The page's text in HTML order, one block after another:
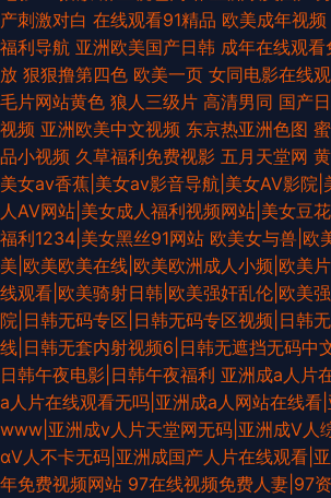
产刺激对白 在线观看91精品 欧美成年视频
福利导航 亚洲欧美国产日韩 成年在线观看
放 狠狠撸第四色 欧美一页 女同电影在线
毛片网站黄色 狼人三级片 高清男同 国产
视频 亚洲欧美中文视频 东京热亚洲色图
品小视频 久草福利免费视影 五月天堂网
美女av香蕉|美女av影音导航|美女AV影院|
人AV网站|美女成人福利视频网站|美女豆
福利1234|美女黑丝91网站 欧美女与兽|欧
美|欧美欧美在线|欧美欧洲成人小频|欧美
线观看|欧美骑射日韩|欧美强奸乱伦|欧美
院|日韩无码专区|日韩无码专区视频|日韩
线|日韩无套内射视频6|日韩无遮挡无码中
日韩午夜电影|日韩午夜福利 亚洲成a人片
a人片在线观看无吗|亚洲成a人网站在线看
www|亚洲成v人片天堂网无码|亚洲成V人
αV人不卡无码|亚洲成国产人片在线观看|
年免费视频网站 97在线视频免费人妻|97